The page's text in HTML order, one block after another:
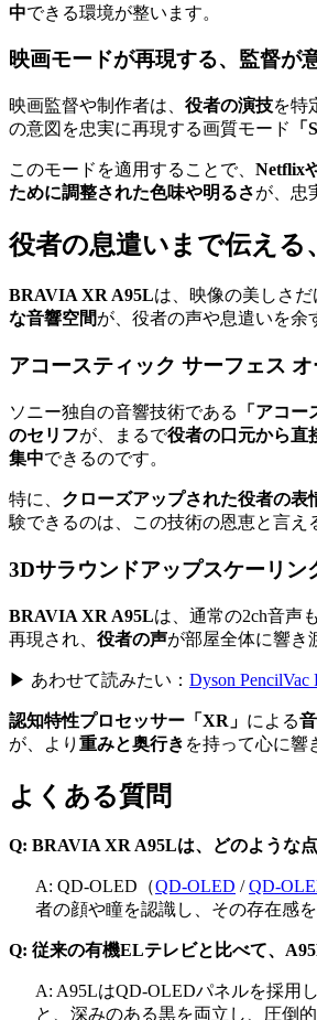
中できる環境が整います。
映画モードが再現する、監督が
映画監督や制作者は、 役者の演技を特
の意図を忠実に再現する画質モード
このモードを適用することで、 Netflix
ために調整された色味や明るさが、忠
役者の息遣いまで伝え
BRAVIA XR A95Lは、映像の美しさだ
な音響空間が、役者の声や息遣いを余
アコースティック サーフェス
ソニー独自の音響技術である 「アコ
のセリフが、まるで役者の口元から直
集中できるのです。
特に、 クローズアップされた役者の表
験できるのは、この技術の恩恵と言え
3Dサラウンドアップスケーリン
BRAVIA XR A95Lは、通常の2ch音声も
再現され、 役者の声が部屋全体に響き
▶ あわせて読みたい： Dyson
認知特性プロセッサー「XR」 による
が、より 重みと奥行き を持って心に響
よくある質問
Q: BRAVIA XR A95Lは、どのような
A: QD-OLED（QD-OLED /QD-
者の顔や瞳を認識し、その存在感
Q: 従来の有機ELテレビと比べて、
A: A95LはQD-OLEDパネルを採用
と、深みのある黒を両立し、圧倒